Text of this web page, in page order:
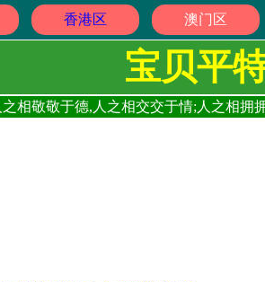
香港区 澳门区
宝贝平
相敬敬于德,人之相交交于情;人之相拥